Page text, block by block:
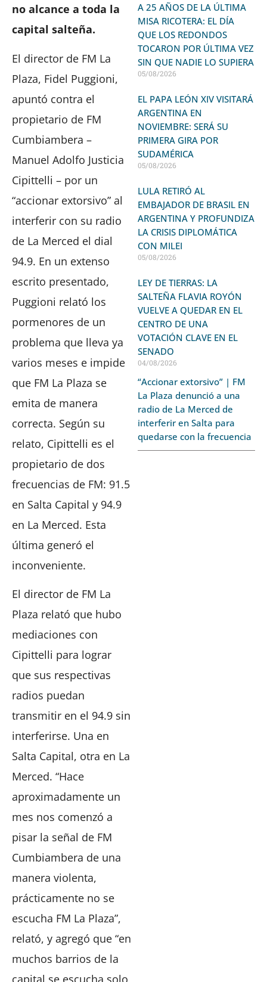
no alcance a toda la
capital salteña.
El director de FM La
Plaza, Fidel Puggioni,
apuntó contra el
propietario de FM
Cumbiambera –
Manuel Adolfo Justicia
Cipittelli – por un
“accionar extorsivo” al
interferir con su radio
de La Merced el dial
94.9. En un extenso
escrito presentado,
Puggioni relató los
pormenores de un
problema que lleva ya
varios meses e impide
que FM La Plaza se
emita de manera
correcta. Según su
relato, Cipittelli es el
propietario de dos
frecuencias de FM: 91.5
en Salta Capital y 94.9
en La Merced. Esta
última generó el
inconveniente.
El director de FM La
Plaza relató que hubo
mediaciones con
Cipittelli para lograr
que sus respectivas
radios puedan
transmitir en el 94.9 sin
interferirse. Una en
Salta Capital, otra en La
Merced. “Hace
aproximadamente un
mes nos comenzó a
pisar la señal de FM
Cumbiambera de una
manera violenta,
prácticamente no se
escucha FM La Plaza”,
relató, y agregó que “en
muchos barrios de la
capital se escucha solo
A 25 AÑOS DE LA ÚLTIMA
MISA RICOTERA: EL DÍA
QUE LOS REDONDOS
TOCARON POR ÚLTIMA VEZ
SIN QUE NADIE LO SUPIERA
05/08/2026
EL PAPA LEÓN XIV VISITARÁ
ARGENTINA EN
NOVIEMBRE: SERÁ SU
PRIMERA GIRA POR
SUDAMÉRICA
05/08/2026
LULA RETIRÓ AL
EMBAJADOR DE BRASIL EN
ARGENTINA Y PROFUNDIZA
LA CRISIS DIPLOMÁTICA
CON MILEI
05/08/2026
LEY DE TIERRAS: LA
SALTEÑA FLAVIA ROYÓN
VUELVE A QUEDAR EN EL
CENTRO DE UNA
VOTACIÓN CLAVE EN EL
SENADO
04/08/2026
“Accionar extorsivo” | FM
La Plaza denunció a una
radio de La Merced de
interferir en Salta para
quedarse con la frecuencia